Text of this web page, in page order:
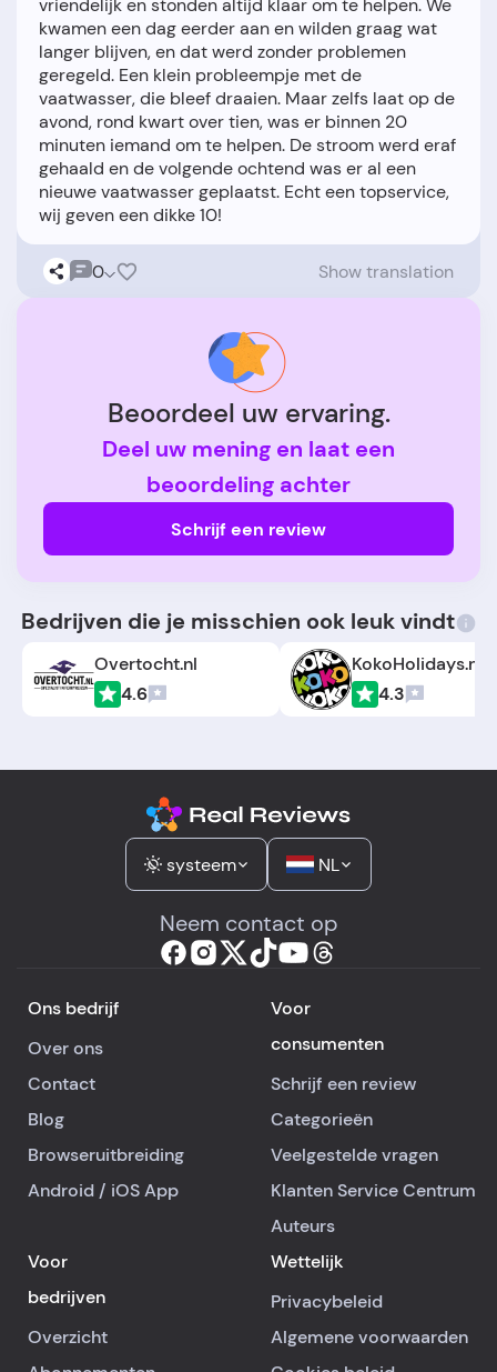
vriendelijk en stonden altijd klaar om te helpen. We
kwamen een dag eerder aan en wilden graag wat
langer blijven, en dat werd zonder problemen
geregeld. Een klein probleempje met de
vaatwasser, die bleef draaien. Maar zelfs laat op de
avond, rond kwart over tien, was er binnen 20
minuten iemand om te helpen. De stroom werd eraf
gehaald en de volgende ochtend was er al een
nieuwe vaatwasser geplaatst. Echt een topservice,
0 Show translation
Beoordeel uw ervaring.
Deel uw mening en laat een
beoordeling achter
Schrijf een review
Bedrijven die je misschien ook leuk vindt
Overtocht.nl
4.6
KokoHolidays.nl
4.3
systeem NL
Neem contact op
Ons bedrijf
Over ons
Contact
Blog
Browseruitbreiding
Android/ iOSApp
Voor
consumenten
Schrijf een review
Categorieën
Veelgestelde vragen
Klanten Service Centrum
Auteurs
Voor
bedrijven
Overzicht
Wettelijk
Privacybeleid
Algemene voorwaarden